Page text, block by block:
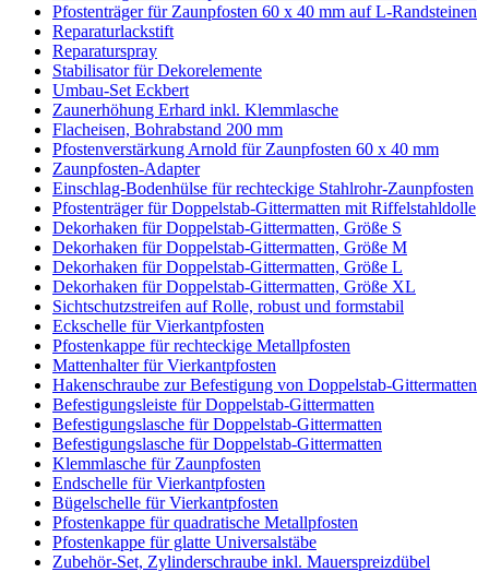
Pfostenträger für Zaunpfosten 60 x 40 mm auf L-Randsteinen
Reparaturlackstift
Reparaturspray
Stabilisator für Dekorelemente
Umbau-Set Eckbert
Zaunerhöhung Erhard inkl. Klemmlasche
Flacheisen, Bohrabstand 200 mm
Pfostenverstärkung Arnold für Zaunpfosten 60 x 40 mm
Zaunpfosten-Adapter
Einschlag-Bodenhülse für rechteckige Stahlrohr-Zaunpfosten
Pfostenträger für Doppelstab-Gittermatten mit Riffelstahldolle
Dekorhaken für Doppelstab-Gittermatten, Größe S
Dekorhaken für Doppelstab-Gittermatten, Größe M
Dekorhaken für Doppelstab-Gittermatten, Größe L
Dekorhaken für Doppelstab-Gittermatten, Größe XL
Sichtschutzstreifen auf Rolle, robust und formstabil
Eckschelle für Vierkantpfosten
Pfostenkappe für rechteckige Metallpfosten
Mattenhalter für Vierkantpfosten
Hakenschraube zur Befestigung von Doppelstab-Gittermatten
Befestigungsleiste für Doppelstab-Gittermatten
Befestigungslasche für Doppelstab-Gittermatten
Befestigungslasche für Doppelstab-Gittermatten
Klemmlasche für Zaunpfosten
Endschelle für Vierkantpfosten
Bügelschelle für Vierkantpfosten
Pfostenkappe für quadratische Metallpfosten
Pfostenkappe für glatte Universalstäbe
Zubehör-Set, Zylinderschraube inkl. Mauerspreizdübel